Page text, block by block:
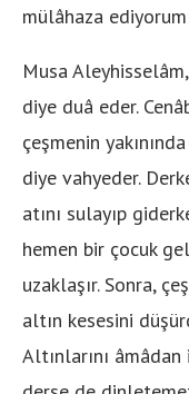
mülâhaza
Musa
diye duâ eder.
çeşmenin
diye vahyeder.
atını sulayıp
hemen bir çocuk
uzaklaşır. Sonra,
altın kesesini
Altınlarını